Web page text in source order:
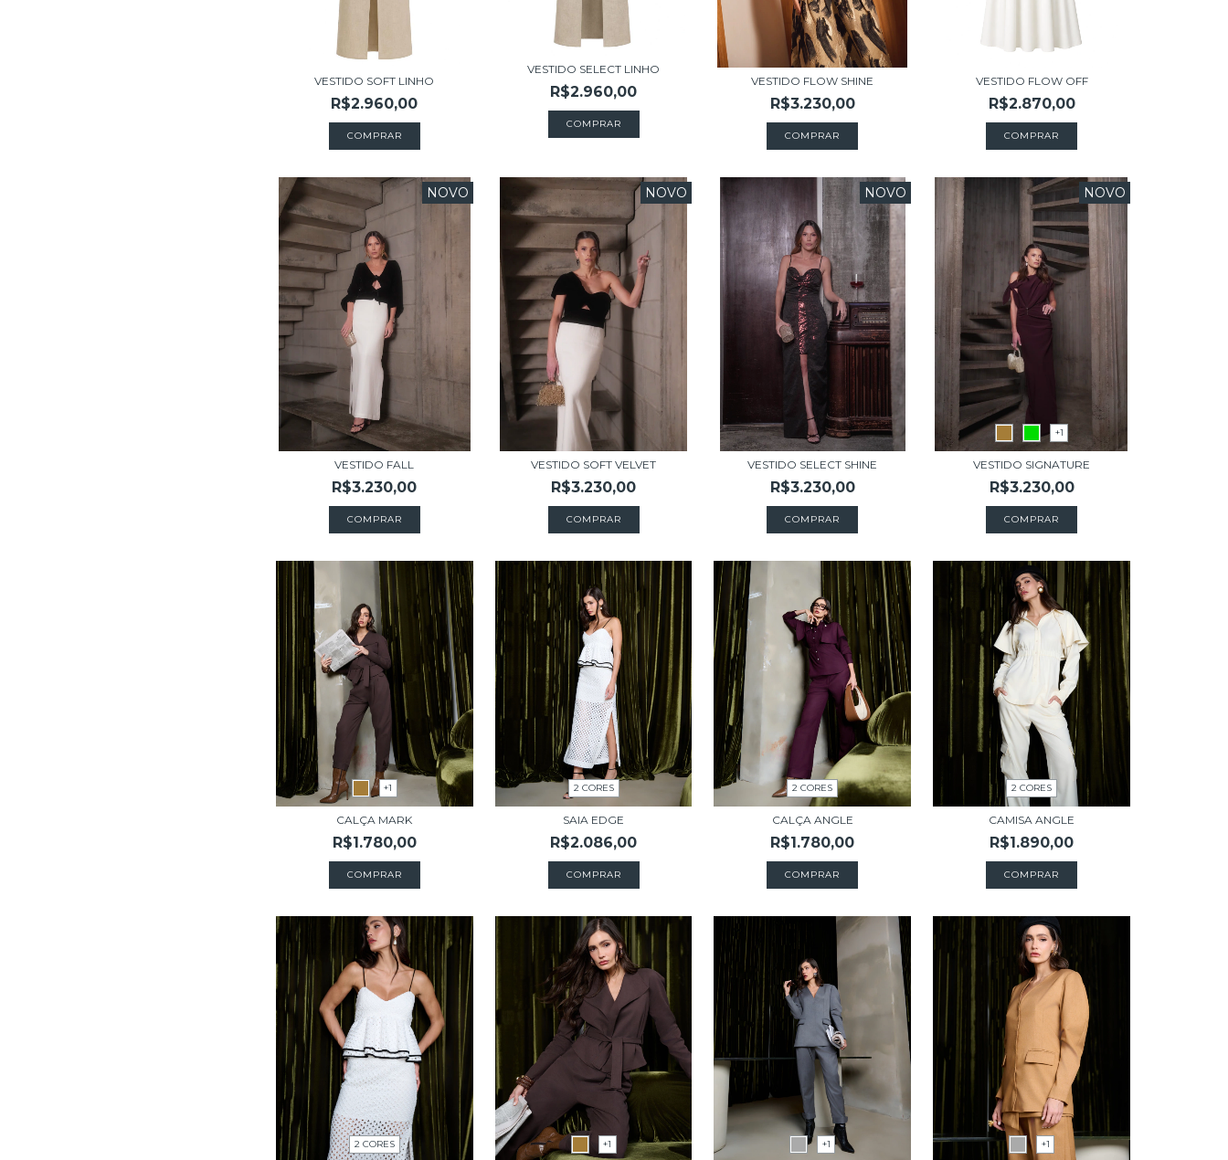
VESTIDO SOFT LINHO
R$2.960,00
COMPRAR
VESTIDO SELECT LINHO
R$2.960,00
COMPRAR
VESTIDO FLOW SHINE
R$3.230,00
COMPRAR
VESTIDO FLOW OFF
R$2.870,00
COMPRAR
NOVO
VESTIDO FALL
R$3.230,00
COMPRAR
NOVO
VESTIDO SOFT VELVET
R$3.230,00
COMPRAR
NOVO
VESTIDO SELECT SHINE
R$3.230,00
COMPRAR
NOVO
+1
VESTIDO SIGNATURE
R$3.230,00
COMPRAR
+1
CALÇA MARK
R$1.780,00
COMPRAR
2 CORES
SAIA EDGE
R$2.086,00
COMPRAR
2 CORES
CALÇA ANGLE
R$1.780,00
COMPRAR
2 CORES
CAMISA ANGLE
R$1.890,00
COMPRAR
2 CORES +1 +1 +1